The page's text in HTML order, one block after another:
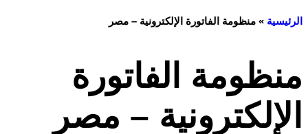
الرئيسية » منظومة الفاتورة الإلكترونية – مصر
منظومة الفاتورة
الإلكترونية – مصر